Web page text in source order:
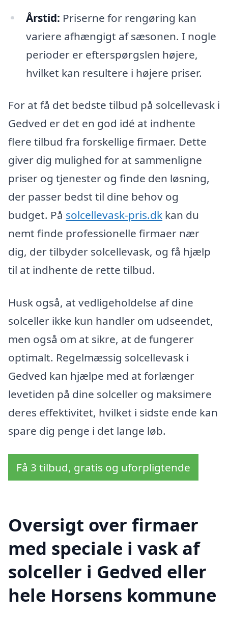
Årstid: Priserne for rengøring kan
variere afhængigt af sæsonen. I nogle
perioder er efterspørgslen højere,
hvilket kan resultere i højere priser.
For at få det bedste tilbud på solcellevask i
Gedved er det en god idé at indhente
flere tilbud fra forskellige firmaer. Dette
giver dig mulighed for at sammenligne
priser og tjenester og finde den løsning,
der passer bedst til dine behov og
budget. På solcellevask-pris.dk kan du
nemt finde professionelle firmaer nær
dig, der tilbyder solcellevask, og få hjælp
til at indhente de rette tilbud.
Husk også, at vedligeholdelse af dine
solceller ikke kun handler om udseendet,
men også om at sikre, at de fungerer
optimalt. Regelmæssig solcellevask i
Gedved kan hjælpe med at forlænger
levetiden på dine solceller og maksimere
deres effektivitet, hvilket i sidste ende kan
spare dig penge i det lange løb.
Få 3 tilbud, gratis og uforpligtende
Oversigt over firmaer
med speciale i vask af
solceller i Gedved eller
hele Horsens kommune